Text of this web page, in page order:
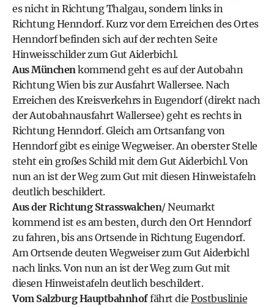
es nicht in Richtung Thalgau, sondern links in
Richtung Henndorf. Kurz vor dem Erreichen des Ortes
Henndorf befinden sich auf der rechten Seite
Hinweisschilder zum Gut Aiderbichl.
Aus Münchenkommend geht es auf der Autobahn
Richtung Wien bis zur Ausfahrt Wallersee. Nach
Erreichen des Kreisverkehrs in Eugendorf (direkt nach
der Autobahnausfahrt Wallersee) geht es rechts in
Richtung Henndorf. Gleich am Ortsanfang von
Henndorf gibt es einige Wegweiser. An oberster Stelle
steht ein großes Schild mit dem Gut Aiderbichl. Von
nun an ist der Weg zum Gut mit diesen Hinweistafeln
deutlich beschildert.
Aus der Richtung Strasswalchen/ Neumarkt
kommend ist es am besten, durch den Ort Henndorf
zu fahren, bis ans Ortsende in Richtung Eugendorf.
Am Ortsende deuten Wegweiser zum Gut Aiderbichl
nach links. Von nun an ist der Weg zum Gut mit
diesen Hinweistafeln deutlich beschildert.
Vom Salzburg Hauptbahnhoffährt die Postbuslinie